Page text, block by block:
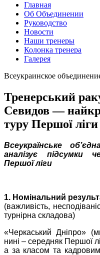
Главная
Об Объединении
Руководство
Новости
Наши тренеры
Колонка тренера
Галерея
Всеукраинское
Тренерський
Севидов —
туру Першої ліги
Всеукраїнське
аналізує підсумки
Першої ліги
1. Номінальний
(важливість,
турнірна складова)
«Черкаський Дніпро»
нині – середняк Першої
а за класом та